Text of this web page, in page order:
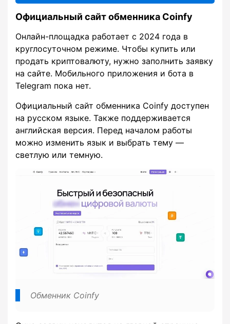
Официальный сайт обменника Coinfy
Онлайн-площадка работает с 2024 года в
круглосуточном режиме. Чтобы купить или
продать криптовалюту, нужно заполнить заявку
на сайте. Мобильного приложения и бота в
Telegram пока нет.
Официальный сайт обменника Coinfy доступен
на русском языке. Также поддерживается
английская версия. Перед началом работы
можно изменить язык и выбрать тему —
светлую или темную.
Обменник Coinfy